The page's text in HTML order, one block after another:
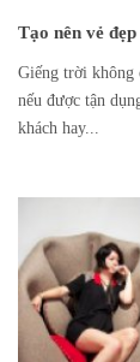
Tạo nên vẻ
Giếng trời không
nếu được tận
khách hay...